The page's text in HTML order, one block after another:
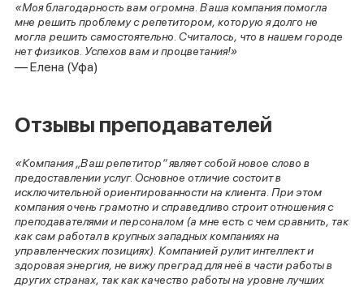
«Моя благодарность вам огромна. Ваша компания помогла
мне решить проблему с репетитором, которую я долго не
могла решить самостоятельно. Считалось, что в нашем городе
нет физиков. Успехов вам и процветания!»
— Елена (Уфа)
Отзывы преподавателей
«Компания „Ваш репетитор“ являет собой новое слово в
предоставлении услуг. Основное отличие состоит в
исключительной ориентированности на клиента. При этом
компания очень грамотно и справедливо строит отношения с
преподавателями и персоналом (а мне есть с чем сравнить, так
как сам работал в крупных западных компаниях на
управленческих позициях). Компанией рулит интеллект и
здоровая энергия, не вижу преград для неё в части работы в
других странах, так как качество работы на уровне лучших